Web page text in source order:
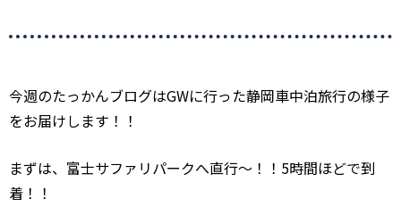
今週のたっかんブログはGWに行った静岡車中泊旅行の様子
をお届けします！！
まずは、富士サファリパークへ直行～！！ 5時間ほどで到
着！！